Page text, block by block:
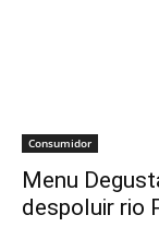
Consumidor
Menu
despoluir rio